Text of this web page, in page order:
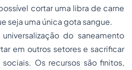
cortar uma libra de carne
seja uma única gota sangue.
do saneamento
em outros setores e sacrificar
Os recursos são finitos,